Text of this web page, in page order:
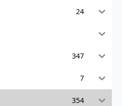
24
347
7
354